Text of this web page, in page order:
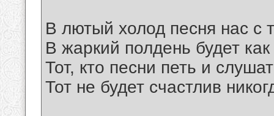
В лютый холод песня нас с
В жаркий полдень будет
Тот, кто песни петь и
Тот не будет счастлив